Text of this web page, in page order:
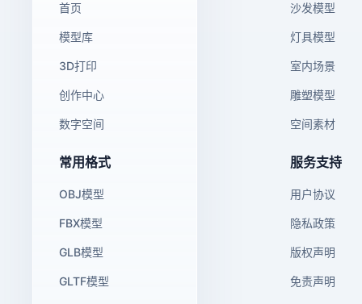
首页
模型库
3D打印
创作中心
数字空间
沙发模型
灯具模型
室内场景
雕塑模型
空间素材
常用格式
OBJ模型
FBX模型
GLB模型
GLTF模型
服务支持
用户协议
隐私政策
版权声明
免责声明